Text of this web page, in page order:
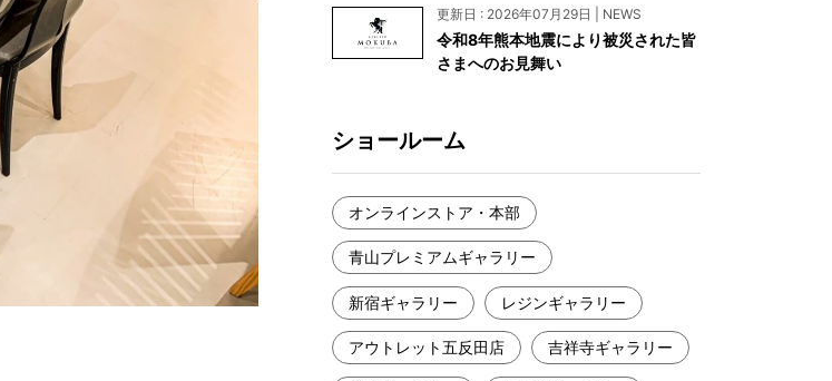
更新日 : 2026年07月29日 | NEWS
令和8年熊本地震により被災された皆
さまへのお見舞い
ショールーム
オンラインストア・本部
青山プレミアムギャラリー
新宿ギャラリー レジンギャラリー
アウトレット五反田店 吉祥寺ギャラリー